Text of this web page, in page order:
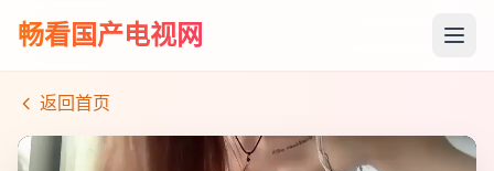
畅看国产电视网
返回首页